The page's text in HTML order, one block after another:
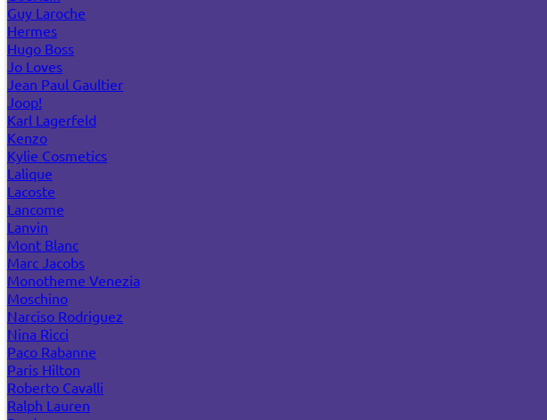
Guy Laroche
Hermes
Hugo Boss
Jo Loves
Jean Paul Gaultier
Joop!
Karl Lagerfeld
Kenzo
Kylie Cosmetics
Lalique
Lacoste
Lancome
Lanvin
Mont Blanc
Marc Jacobs
Monotheme Venezia
Moschino
Narciso Rodriguez
Nina Ricci
Paco Rabanne
Paris Hilton
Roberto Cavalli
Ralph Lauren